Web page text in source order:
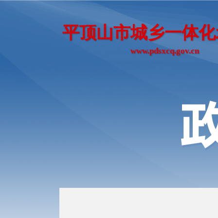
平顶山市城乡一体
www.pdsxcq.gov.cn